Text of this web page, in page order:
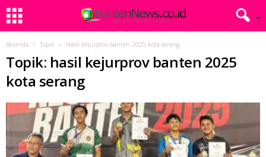
Beranda Topik Hasil kejurprov banten 2025 kota serang
Topik: hasil kejurprov banten 2025
kota serang